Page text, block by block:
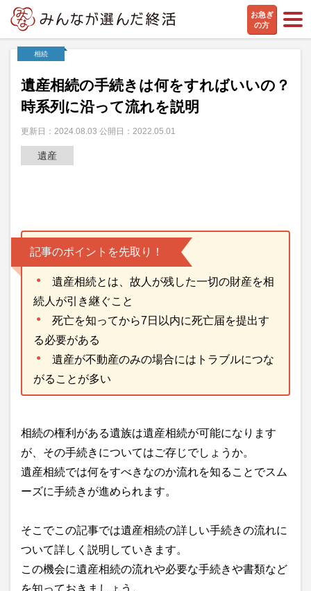
お急ぎ
の方
相続
遺産相続の手続きは何をすればいいの？
時系列に沿って流れを説明
更新日：2024.08.03 公開日：2022.05.01
遺産
記事のポイントを先取り！
遺産相続とは、故人が残した一切の財産を相
続人が引き継ぐこと
死亡を知ってから7日以内に死亡届を提出す
る必要がある
遺産が不動産のみの場合にはトラブルにつな
がることが多い
相続の権利がある遺族は遺産相続が可能になります
が、その手続きについてはご存じでしょうか。
遺産相続では何をすべきなのか流れを知ることでスム
ーズに手続きが進められます。
そこでこの記事では遺産相続の詳しい手続きの流れに
ついて詳しく説明していきます。
この機会に遺産相続の流れや必要な手続きや書類など
を知っておきましょう。